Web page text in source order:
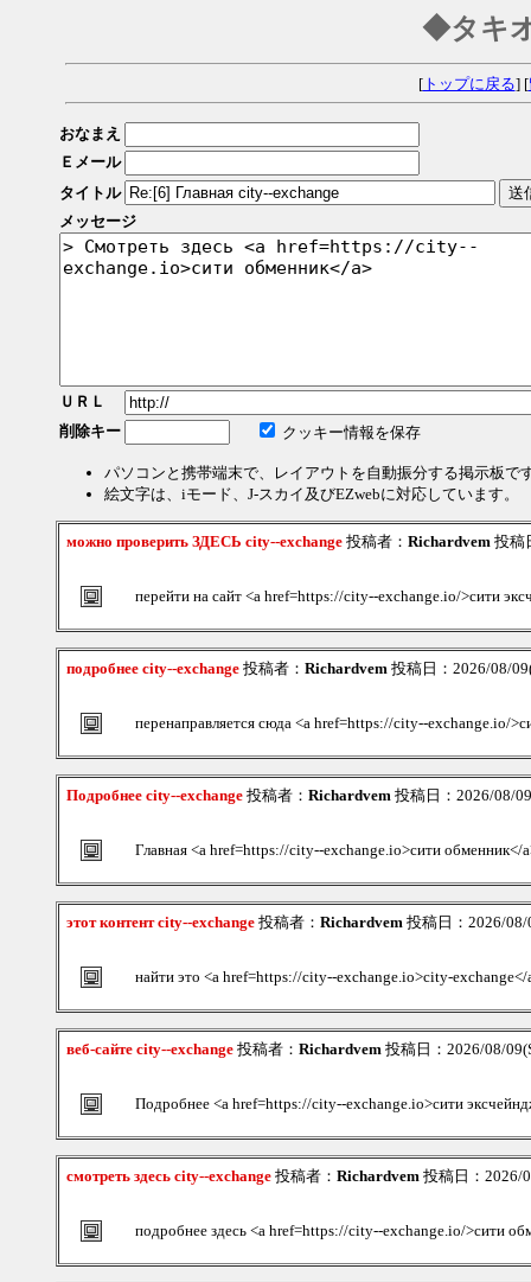
◆タキ
[トップに戻る] [
おなまえ
Ｅメール
タイトル
メッセージ
ＵＲＬ
削除キー
クッキー情報を保存
パソコンと携帯端末で、レイアウトを自動振分する掲示板で
絵文字は、iモード、J-スカイ及びEZwebに対応しています。
можно проверить ЗДЕСЬ city--exchange 投稿者： Richardvem 投稿
перейти на сайт <a href=https://city--exchange.io/>сити
подробнее city--exchange 投稿者： Richardvem 投稿日：2026/08/
перенаправляется сюда <a href=https://city--exchange.io/
Подробнее city--exchange 投稿者： Richardvem 投稿日：2026/08/
Главная <a href=https://city--exchange.io>сити обменник</
этот контент city--exchange 投稿者： Richardvem 投稿日：2026/
найти это <a href=https://city--exchange.io>city-exchange</
веб-сайте city--exchange 投稿者： Richardvem 投稿日：2026/08/
Подробнее <a href=https://city--exchange.io>сити
смотреть здесь city--exchange 投稿者： Richardvem 投稿日：2026/
подробнее здесь <a href=https://city--exchange.io/>сити